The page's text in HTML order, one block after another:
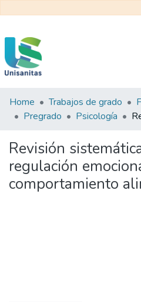
Inicio
Web
Unisanitas
Biblioteca
Home Trabajos de grado
Pregrado
Psicología
Revisión
regulación
comportamiento